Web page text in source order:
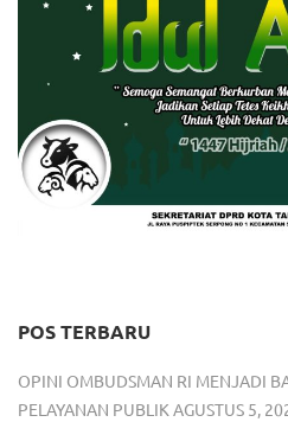
POS TERBARU
OPINI OMBUDSMAN RI MENJADI
PELAYANAN PUBLIK AGUSTUS 5,